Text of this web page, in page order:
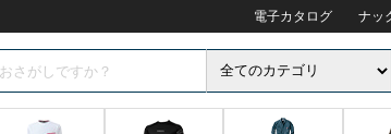
電子カタログ ナッ